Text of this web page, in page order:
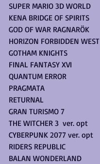
SUPER MARIO 3D WORLD
KENA BRIDGE OF SPIRITS
GOD OF WAR RAGNARÖK
HORIZON FORBIDDEN WEST
GOTHAM KNIGHTS
FINAL FANTASY XVI
QUANTUM ERROR
PRAGMATA
RETURNAL
GRAN TURISMO 7
THE WITCHER 3  ver. opt
CYBERPUNK 2077 ver. opt
RIDERS REPUBLIC
BALAN WONDERLAND